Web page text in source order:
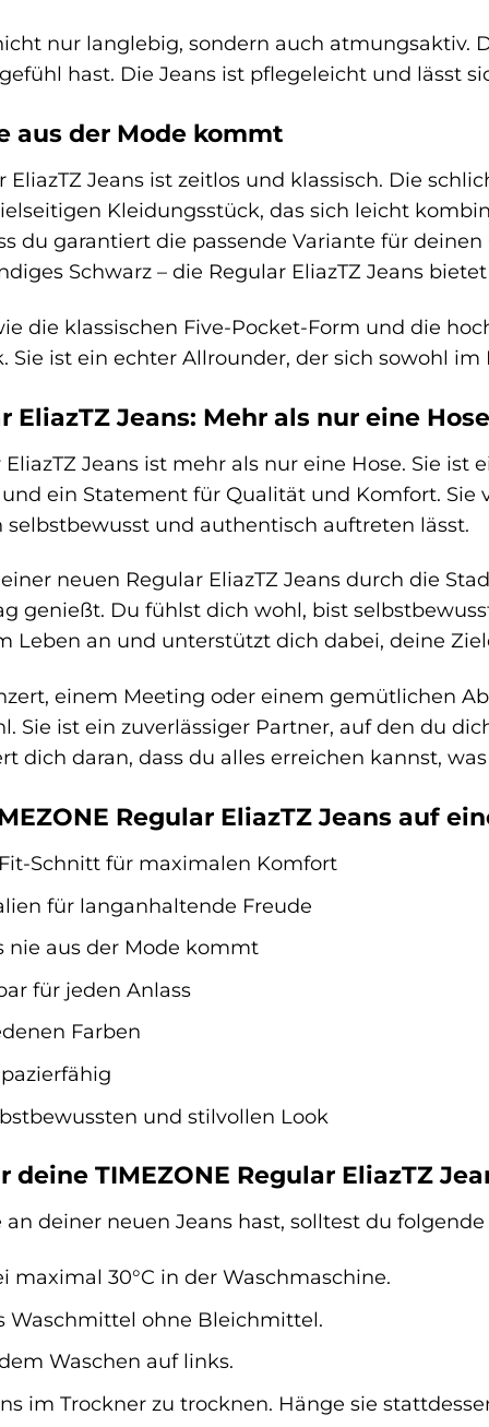
nur langlebig, sondern auch atmungsaktiv.
hast. Die Jeans ist pflegeleicht und lässt
aus der Mode kommt
EliazTZ Jeans ist zeitlos und klassisch. Die
Kleidungsstück, das sich leicht
du garantiert die passende Variante für
Schwarz – die Regular EliazTZ Jeans
die klassischen Five-Pocket-Form und die
Sie ist ein echter Allrounder, der sich sowohl
EliazTZ Jeans: Mehr als nur eine Hose
EliazTZ Jeans ist mehr als nur eine Hose. Sie
ein Statement für Qualität und Komfort. Sie
selbstbewusst und authentisch auftreten lässt.
neuen Regular EliazTZ Jeans durch die
genießt. Du fühlst dich wohl, bist
Leben an und unterstützt dich dabei, deine
einem Meeting oder einem gemütlichen
Sie ist ein zuverlässiger Partner, auf den du
dich daran, dass du alles erreichen kannst,
Regular EliazTZ Jeans auf
Schnitt für maximalen Komfort
für langanhaltende Freude
nie aus der Mode kommt
für jeden Anlass
Farben
und stilvollen Look
TIMEZONE Regular EliazTZ
deiner neuen Jeans hast, solltest du
maximal 30°C in der Waschmaschine.
Waschmittel ohne Bleichmittel.
Waschen auf links.
im Trockner zu trocknen. Hänge sie